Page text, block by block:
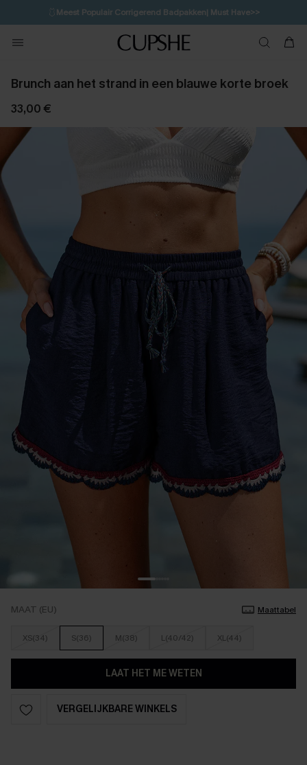
🩱Meest Populair Corrigerend Badpakken| Must Have>>
💌Abonneer je & ontvang tot 15% korting>>
Koop 3, krijg 15% korting | CODE: SW15
Brunch aan het strand in een blauwe korte broek
33,00 €
MAAT (EU) Maattabel
XS(34) S(36) M(38) L(40/42) XL(44)
LAAT HET ME WETEN
VERGELIJKBARE WINKELS